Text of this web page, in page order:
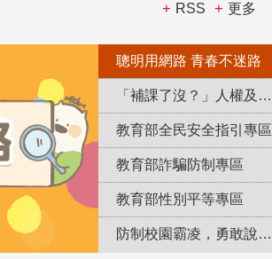
RSS 更多
聰明用網路 青春不迷路
「補課了沒？」人權及轉型正義教育專區
教育部全民安全指引專區
教育部詐騙防制專區
教育部性別平等專區
防制校園霸凌，勇敢說出來！